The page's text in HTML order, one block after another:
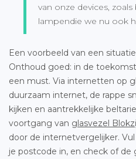
van onze devices,
lampendie we nu ook
Een voorbeeld van een
Onthoud goed: in de
een must. Via internetten op
duurzaam internet, de rappe
kijken en aantrekkelijke
voortgang van glasvezel
door de internetvergelijker.
je postcode in, en check of